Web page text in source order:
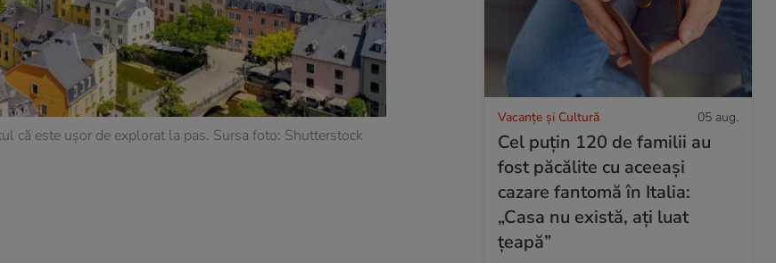
că este ușor de explorat la pas. Sursa foto: Shutterstock
Vacanțe și Cultură 05 aug.
Cel puțin 120 de familii au
fost păcălite cu aceeași
cazare fantomă în Italia:
„Casa nu există, ați luat
țeapă”